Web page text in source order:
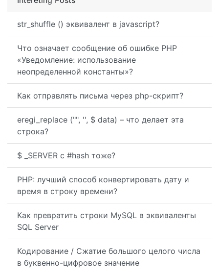
str_shuffle () эквивалент в javascript?
Что означает сообщение об ошибке PHP
«Уведомление: использование
неопределенной константы»?
Как отправлять письма через php-скрипт?
eregi_replace ("", '', $ data) – что делает эта
строка?
$ _SERVER с #hash тоже?
PHP: лучший способ конвертировать дату и
время в строку времени?
Как превратить строки MySQL в эквиваленты
SQL Server
Кодирование / Сжатие большого целого числа
в буквенно-цифровое значение